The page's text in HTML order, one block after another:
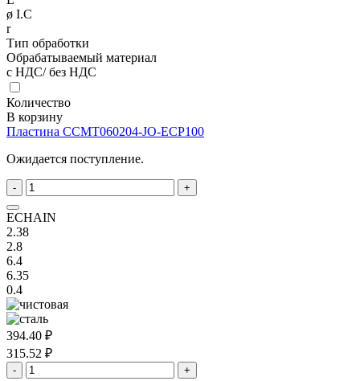
ø I.C
r
Тип обработки
Обрабатываемый материал
с НДС/ без НДС
Количество
В корзину
Пластина ССMT060204-JO-ECP100
Ожидается поступление.
- +
ECHAIN
2.38
2.8
6.4
6.35
0.4
394.40 ₽
315.52 ₽
- +